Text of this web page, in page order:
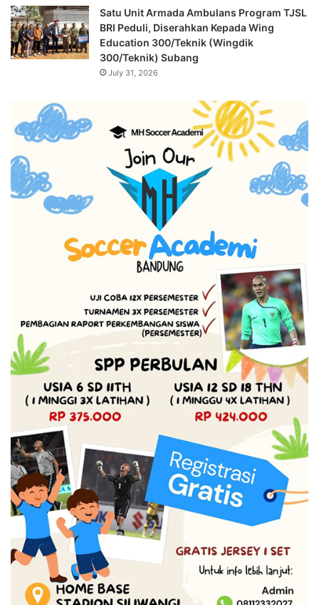
Satu Unit Armada Ambulans Program TJSL
BRI Peduli, Diserahkan Kepada Wing
Education 300/Teknik (Wingdik
300/Teknik) Subang
July 31, 2026